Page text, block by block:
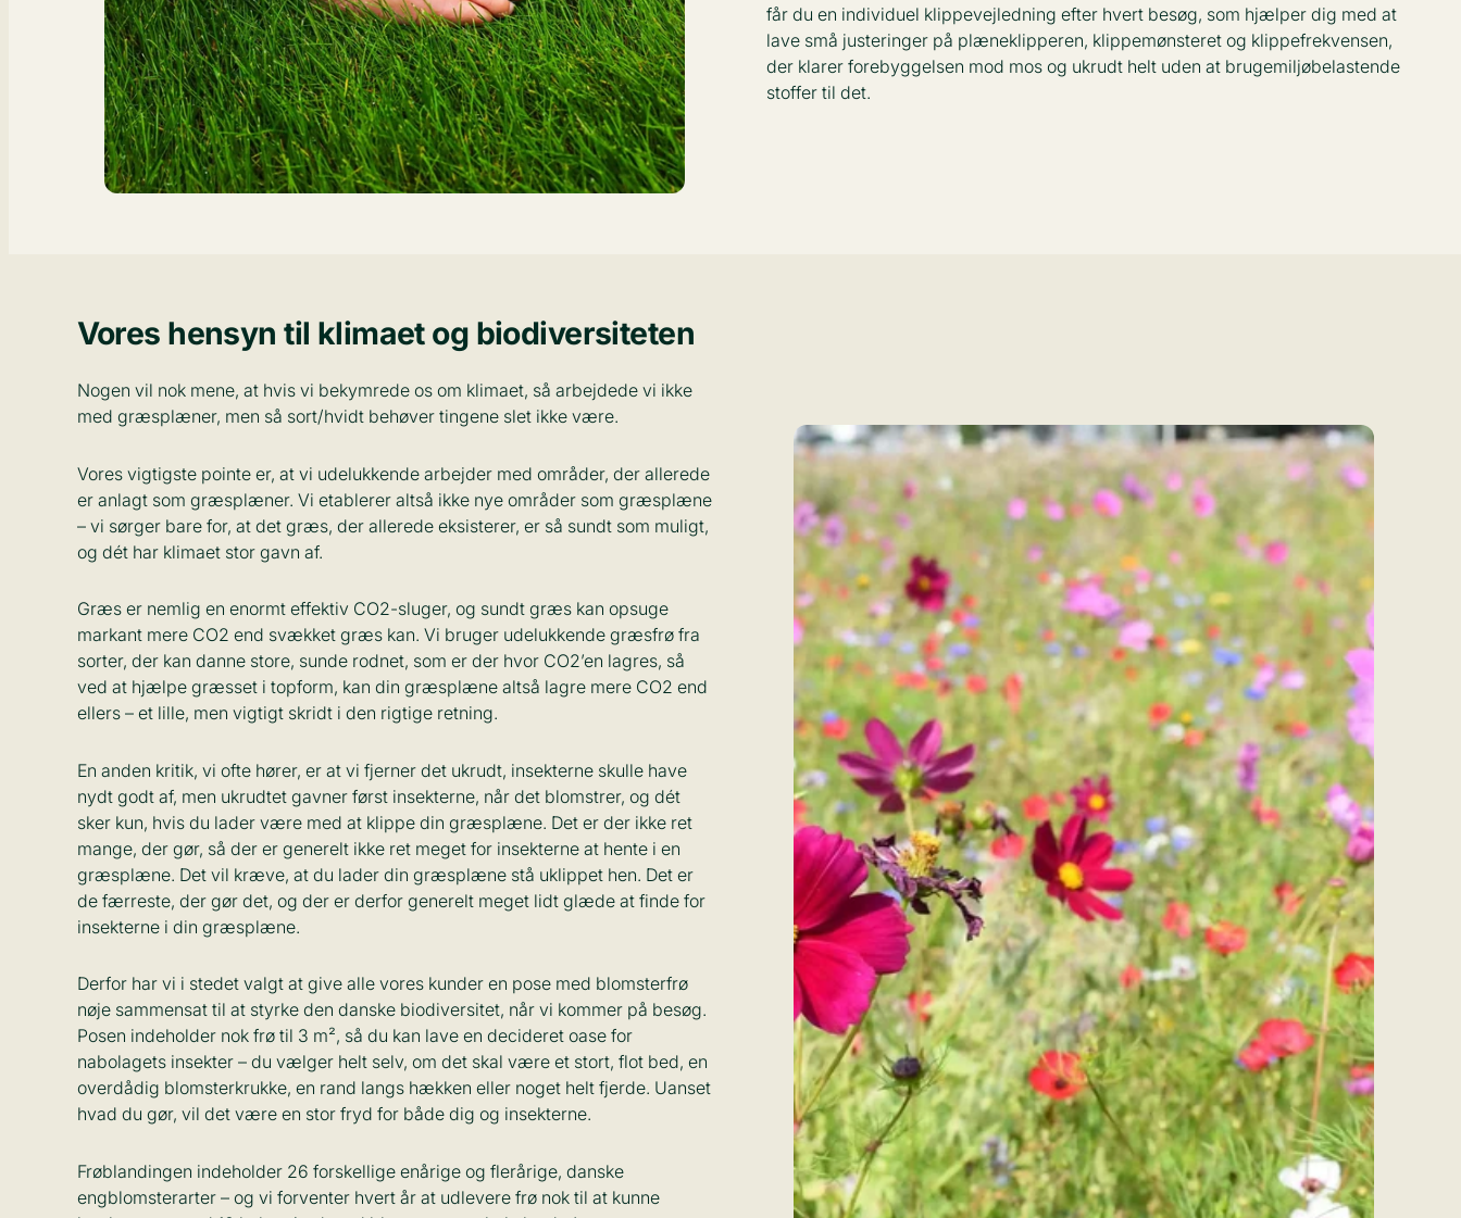
får du en individuel klippevejledning efter hvert besøg, som hjælper dig med at
lave små justeringer på plæneklipperen, klippemønsteret og klippefrekvensen,
der klarer forebyggelsen mod mos og ukrudt helt uden at brugemiljøbelastende
stoffer til det.
Vores hensyn til klimaet og biodiversiteten
Nogen vil nok mene, at hvis vi bekymrede os om klimaet, så arbejdede vi ikke
med græsplæner, men så sort/hvidt behøver tingene slet ikke være.
Vores vigtigste pointe er, at vi udelukkende arbejder med områder, der allerede
er anlagt som græsplæner. Vi etablerer altså ikke nye områder som græsplæne
– vi sørger bare for, at det græs, der allerede eksisterer, er så sundt som muligt,
og dét har klimaet stor gavn af.
Græs er nemlig en enormt effektiv CO2-sluger, og sundt græs kan opsuge
markant mere CO2 end svækket græs kan. Vi bruger udelukkende græsfrø fra
sorter, der kan danne store, sunde rodnet, som er der hvor CO2’en lagres, så
ved at hjælpe græsset i topform, kan din græsplæne altså lagre mere CO2 end
ellers – et lille, men vigtigt skridt i den rigtige retning.
En anden kritik, vi ofte hører, er at vi fjerner det ukrudt, insekterne skulle have
nydt godt af, men ukrudtet gavner først insekterne, når det blomstrer, og dét
sker kun, hvis du lader være med at klippe din græsplæne. Det er der ikke ret
mange, der gør, så der er generelt ikke ret meget for insekterne at hente i en
græsplæne. Det vil kræve, at du lader din græsplæne stå uklippet hen. Det er
de færreste, der gør det, og der er derfor generelt meget lidt glæde at finde for
insekterne i din græsplæne.
Derfor har vi i stedet valgt at give alle vores kunder en pose med blomsterfrø
nøje sammensat til at styrke den danske biodiversitet, når vi kommer på besøg.
Posen indeholder nok frø til 3 m², så du kan lave en decideret oase for
nabolagets insekter – du vælger helt selv, om det skal være et stort, flot bed, en
overdådig blomsterkrukke, en rand langs hækken eller noget helt fjerde. Uanset
hvad du gør, vil det være en stor fryd for både dig og insekterne.
Frøblandingen indeholder 26 forskellige enårige og flerårige, danske
engblomsterarter – og vi forventer hvert år at udlevere frø nok til at kunne